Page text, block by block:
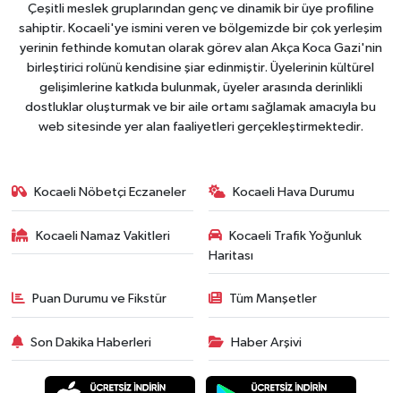
Çeşitli meslek gruplarından genç ve dinamik bir üye profiline
sahiptir. Kocaeli'ye ismini veren ve bölgemizde bir çok yerleşim
yerinin fethinde komutan olarak görev alan Akça Koca Gazi'nin
birleştirici rolünü kendisine şiar edinmiştir. Üyelerinin kültürel
gelişimlerine katkıda bulunmak, üyeler arasında derinlikli
dostluklar oluşturmak ve bir aile ortamı sağlamak amacıyla bu
web sitesinde yer alan faaliyetleri gerçekleştirmektedir.
Kocaeli Nöbetçi Eczaneler Kocaeli Hava Durumu
Kocaeli Namaz Vakitleri
Kocaeli Trafik Yoğunluk
Haritası
Puan Durumu ve Fikstür Tüm Manşetler
Son Dakika Haberleri Haber Arşivi